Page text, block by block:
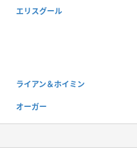
エリスグール
ライアン＆ホイミン
オーガー